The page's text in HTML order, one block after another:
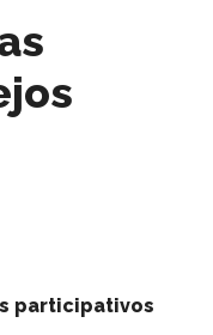
participativos